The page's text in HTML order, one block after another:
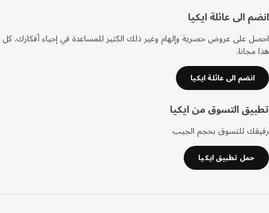
الى عائلة ايكيا
على عروض حصرية وإلهام وغير ذلك الكثير للمساعدة في إحياء أفكارك. كل
انضم الى عائلة ايكيا
التسوق من ايكيا
للتسوق بحجم الجيب
حمل تطبيق ايكيا